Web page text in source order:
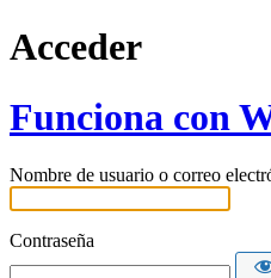
Acceder
Funciona con
Nombre de usuario o correo
Contraseña